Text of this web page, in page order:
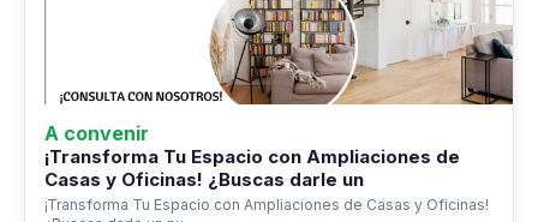
A convenir
¡Transforma Tu Espacio con Ampliaciones de
Casas y Oficinas! ¿Buscas darle un
¡Transforma Tu Espacio con Ampliaciones de Casas y Oficinas!